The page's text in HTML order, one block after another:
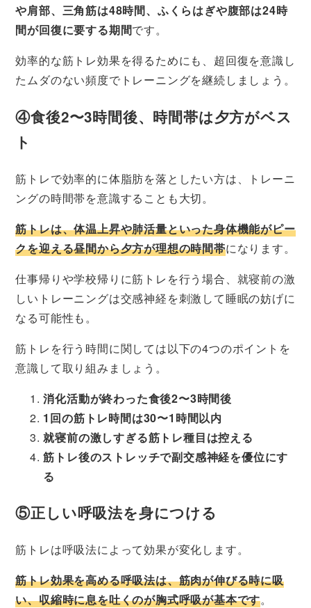
や肩部、三角筋は48時間、ふくらはぎや腹部は24時
間が回復に要する期間です。
効率的な筋トレ効果を得るためにも、超回復を意識し
たムダのない頻度でトレーニングを継続しましょう。
④食後2〜3時間後、時間帯は夕方がベス
ト
筋トレで効率的に体脂肪を落としたい方は、トレーニ
ングの時間帯を意識することも大切。
筋トレは、体温上昇や肺活量といった身体機能がピー
クを迎える昼間から夕方が理想の時間帯になります。
仕事帰りや学校帰りに筋トレを行う場合、就寝前の激
しいトレーニングは交感神経を刺激して睡眠の妨げに
なる可能性も。
筋トレを行う時間に関しては以下の4つのポイントを
意識して取り組みましょう。
消化活動が終わった食後2〜3時間後
1回の筋トレ時間は30〜1時間以内
就寝前の激しすぎる筋トレ種目は控える
筋トレ後のストレッチで副交感神経を優位にす
る
⑤正しい呼吸法を身につける
筋トレは呼吸法によって効果が変化します。
筋トレ効果を高める呼吸法は、筋肉が伸びる時に吸
い、収縮時に息を吐くのが胸式呼吸が基本です。